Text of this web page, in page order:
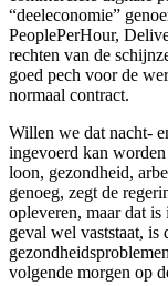
“deeleconomie”
PeoplePerHour,
rechten van de
goed pech voor de
normaal contract.
Willen we dat nacht-
ingevoerd kan
loon, gezondheid,
genoeg, zegt de
opleveren, maar dat
geval wel vaststaat, is
volgende morgen op